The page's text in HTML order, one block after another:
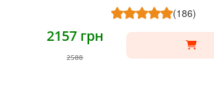
(186)
2157 грн
2588